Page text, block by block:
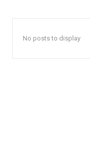
No posts to display